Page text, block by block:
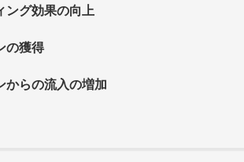
ング効果の向上
の獲得
からの流入の増加